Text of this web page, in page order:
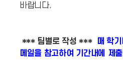
바랍니다.
*** 팀별로 작성 ***
매 학
메일을 참고하여 기간내에 제